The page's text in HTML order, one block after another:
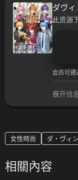
ダヴ
此资源
会员可通
展开信
女性時尚 ダ・ヴィ
相關內容